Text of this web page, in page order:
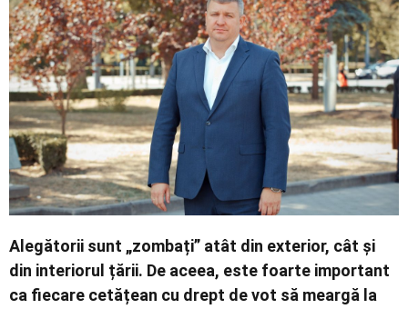
Alegătorii sunt „zombați” atât din exterior, cât și
din interiorul țării. De aceea, este foarte important
ca fiecare cetățean cu drept de vot să meargă la